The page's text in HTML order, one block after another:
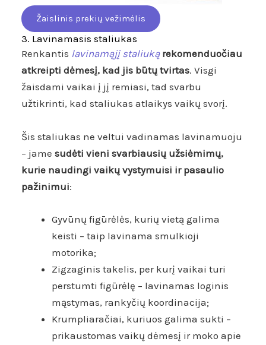
Žaislinis prekių vežimėlis
3. Lavinamasis staliukas
Renkantis lavinamąjį staliuką rekomenduočiau
atkreipti dėmesį, kad jis būtų tvirtas. Visgi
žaisdami vaikai į jį remiasi, tad svarbu
užtikrinti, kad staliukas atlaikys vaikų svorį.
Šis staliukas ne veltui vadinamas lavinamuoju
– jamesudėti vieni svarbiausių užsiėmimų,
kurie naudingi vaikų vystymuisi ir pasaulio
pažinimui:
Gyvūnų figūrėlės, kurių vietą galima
keisti – taip lavinama smulkioji
motorika;
Zigzaginis takelis, per kurį vaikai turi
perstumti figūrėlę – lavinamas loginis
mąstymas, rankyčių koordinacija;
Krumpliaračiai, kuriuos galima sukti –
prikaustomas vaikų dėmesį ir moko apie